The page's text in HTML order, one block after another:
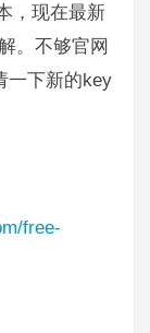
，现在最新
。不够官网
一下新的key
free-